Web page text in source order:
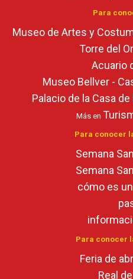
Para
Museo de Artes y
Torre del
Acuario
Museo Bellver -
Palacio de la Casa
Más en
Para conocer
Semana
Semana
cómo es
Para conocer
Feria de
Real